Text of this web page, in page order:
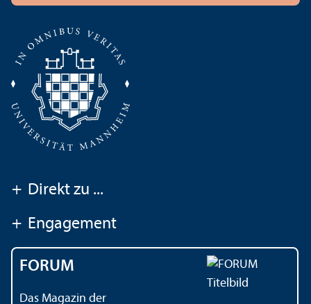
+ Direkt zu ...
+ Engagement
FORUM
Das Magazin der